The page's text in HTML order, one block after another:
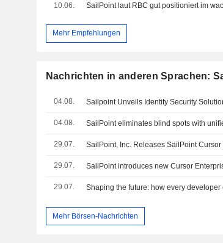
10.06.
Mehr Empfehlungen
Nachrichten in anderen Sprachen:
04.08.
04.08.
29.07. SailPoint, Inc. Releases SailPoint
29.07.
29.07. Shaping the future: how every
Mehr Börsen-Nachrichten